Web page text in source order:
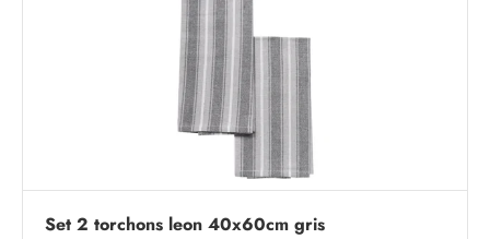
Set 2 torchons leon 40x60cm gris